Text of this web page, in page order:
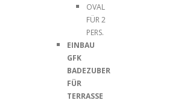
OVAL
FÜR 2
PERS.
EINBAU
GFK
BADEZUBER
FÜR
TERRASSE